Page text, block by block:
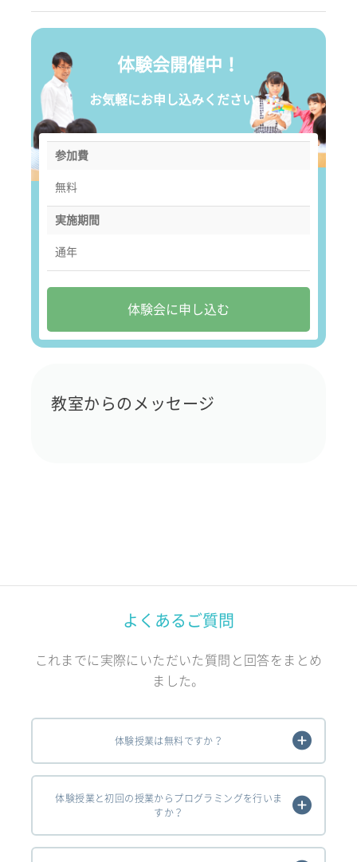
体験会開催中！
お気軽にお申し込みください。
参加費
無料
実施期間
通年
体験会に申し込む
教室からのメッセージ
よくあるご質問
これまでに実際にいただいた質問と回答をまとめ
ました。
体験授業は無料ですか？
体験授業と初回の授業からプログラミングを行いま
すか？